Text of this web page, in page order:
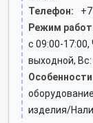
Телефон:
Режим
c 09:00-17:00,
выходной,
изделия/